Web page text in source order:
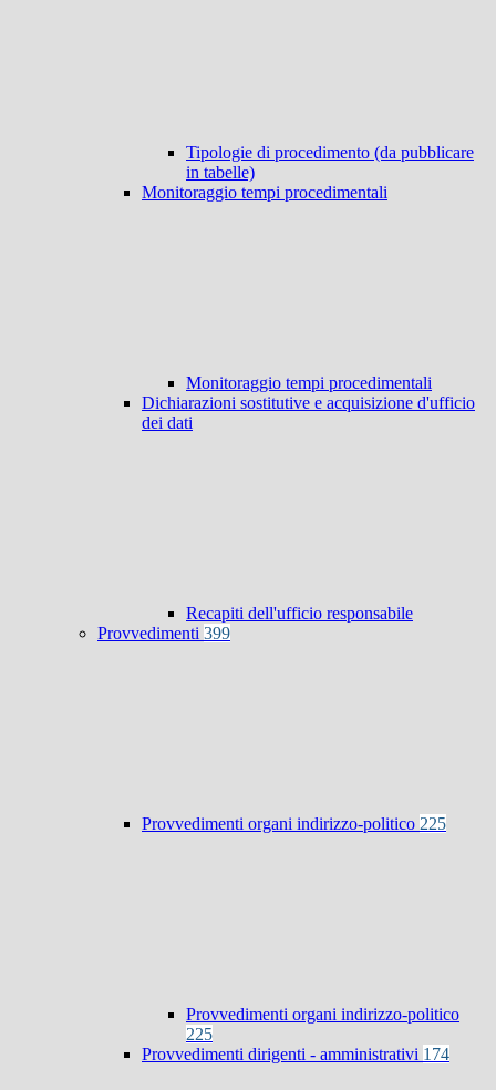
Tipologie di procedimento (da pubblicare
in tabelle)
Monitoraggio tempi procedimentali
Monitoraggio tempi procedimentali
Dichiarazioni sostitutive e acquisizione d'ufficio
dei dati
Recapiti dell'ufficio responsabile
Provvedimenti 399
Provvedimenti organi indirizzo-politico 225
Provvedimenti organi indirizzo-politico
225
Provvedimenti dirigenti - amministrativi 174